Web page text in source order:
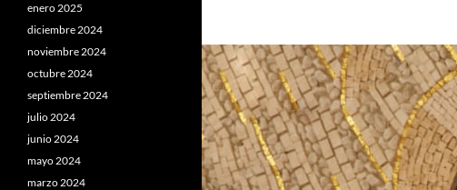
enero 2025
diciembre 2024
noviembre 2024
octubre 2024
septiembre 2024
julio 2024
junio 2024
mayo 2024
marzo 2024